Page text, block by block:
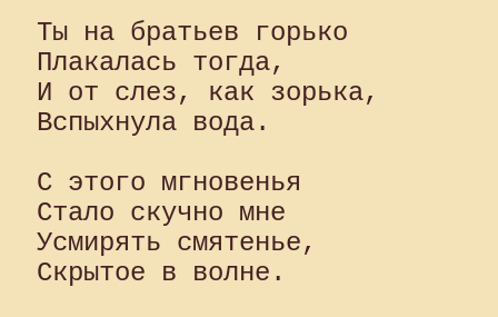
Ты на братьев горько
Плакалась тогда,
И от слез, как зорька,
Вспыхнула вода.
С этого мгновенья
Стало скучно мне
Усмирять смятенье,
Скрытое в волне.